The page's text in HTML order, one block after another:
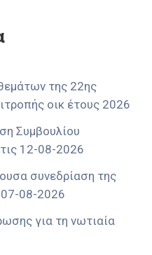
της 22ης
οικ έτους 2026
Συμβουλίου
12-08-2026
συνεδρίαση της
07-08-2026
για τη νωτιαία